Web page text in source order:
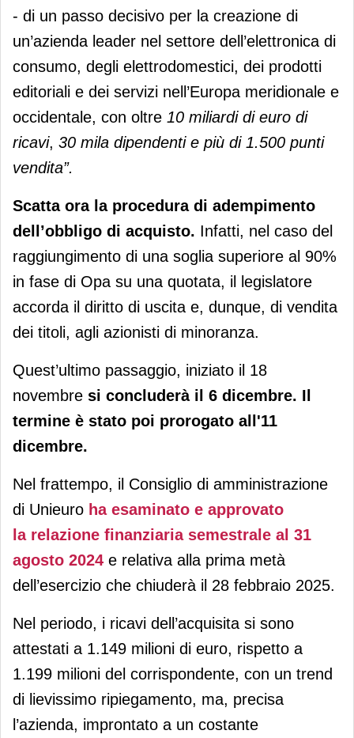
- di un passo decisivo per la creazione di
un’azienda leader nel settore dell’elettronica di
consumo, degli elettrodomestici, dei prodotti
editoriali e dei servizi nell’Europa meridionale e
occidentale, con oltre 10 miliardi di euro di
ricavi, 30 mila dipendenti e più di 1.500 punti
vendita”.
Scatta ora la procedura di adempimento
dell’obbligo di acquisto. Infatti, nel caso del
raggiungimento di una soglia superiore al 90%
in fase di Opa su una quotata, il legislatore
accorda il diritto di uscita e, dunque, di vendita
dei titoli, agli azionisti di minoranza.
Quest’ultimo passaggio, iniziato il 18
novembre si concluderà il 6 dicembre. Il
termine è stato poi prorogato all'11
dicembre.
Nel frattempo, il Consiglio di amministrazione
di Unieuro ha esaminato e approvato
la relazione finanziaria semestrale al 31
agosto 2024 e relativa alla prima metà
dell’esercizio che chiuderà il 28 febbraio 2025.
Nel periodo, i ricavi dell’acquisita si sono
attestati a 1.149 milioni di euro, rispetto a
1.199 milioni del corrispondente, con un trend
di lievissimo ripiegamento, ma, precisa
l’azienda, improntato a un costante